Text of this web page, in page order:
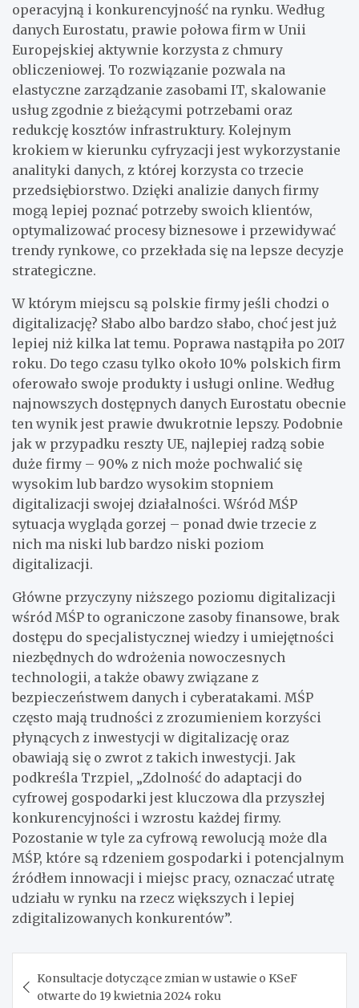
operacyjną i konkurencyjność na rynku. Według
danych Eurostatu, prawie połowa firm w Unii
Europejskiej aktywnie korzysta z chmury
obliczeniowej. To rozwiązanie pozwala na
elastyczne zarządzanie zasobami IT, skalowanie
usług zgodnie z bieżącymi potrzebami oraz
redukcję kosztów infrastruktury. Kolejnym
krokiem w kierunku cyfryzacji jest wykorzystanie
analityki danych, z której korzysta co trzecie
przedsiębiorstwo. Dzięki analizie danych firmy
mogą lepiej poznać potrzeby swoich klientów,
optymalizować procesy biznesowe i przewidywać
trendy rynkowe, co przekłada się na lepsze decyzje
strategiczne.
W którym miejscu są polskie firmy jeśli chodzi o
digitalizację? Słabo albo bardzo słabo, choć jest już
lepiej niż kilka lat temu. Poprawa nastąpiła po 2017
roku. Do tego czasu tylko około 10% polskich firm
oferowało swoje produkty i usługi online. Według
najnowszych dostępnych danych Eurostatu obecnie
ten wynik jest prawie dwukrotnie lepszy. Podobnie
jak w przypadku reszty UE, najlepiej radzą sobie
duże firmy – 90% z nich może pochwalić się
wysokim lub bardzo wysokim stopniem
digitalizacji swojej działalności. Wśród MŚP
sytuacja wygląda gorzej – ponad dwie trzecie z
nich ma niski lub bardzo niski poziom
digitalizacji.
Główne przyczyny niższego poziomu digitalizacji
wśród MŚP to ograniczone zasoby finansowe, brak
dostępu do specjalistycznej wiedzy i umiejętności
niezbędnych do wdrożenia nowoczesnych
technologii, a także obawy związane z
bezpieczeństwem danych i cyberatakami. MŚP
często mają trudności z zrozumieniem korzyści
płynących z inwestycji w digitalizację oraz
obawiają się o zwrot z takich inwestycji. Jak
podkreśla Trzpiel, „Zdolność do adaptacji do
cyfrowej gospodarki jest kluczowa dla przyszłej
konkurencyjności i wzrostu każdej firmy.
Pozostanie w tyle za cyfrową rewolucją może dla
MŚP, które są rdzeniem gospodarki i potencjalnym
źródłem innowacji i miejsc pracy, oznaczać utratę
udziału w rynku na rzecz większych i lepiej
zdigitalizowanych konkurentów”.
wpisu
Konsultacje dotyczące zmian w ustawie o KSeF
otwarte do 19 kwietnia 2024 roku